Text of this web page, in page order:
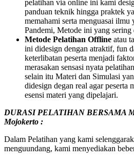
pelatihan via online ini kami
panduan teknik hingga praktek
memahami serta menguasai
Pandemi, Metode ini yang
Metode Pelatihan Offline atau
ini didesign dengan atraktif, fun
keterlibatan peserta menjadi
merasakan sensasi nyata
selain itu Materi dan Simulasi
didesign degan real agar peserta
esensi materi yang dipelajari.
DURASI PELATIHAN BERSAMA
Mojokerto :
Dalam Pelatihan yang kami
menguundang, kami menyediakan